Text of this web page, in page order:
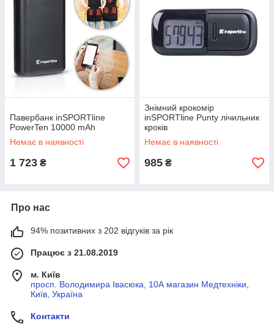
Павербанк inSPORTline
PowerTen 10000 mAh
Немає в наявності
1 723 ₴
Знімний крокомір
inSPORTline Punty лічильник
кроків
Немає в наявності
985 ₴
Про нас
94% позитивних з 202 відгуків за рік
Працює з 21.08.2019
м. Київ
просп. Володимира Івасюка, 10А магазин Медтехніки,
Київ, Україна
Контакти